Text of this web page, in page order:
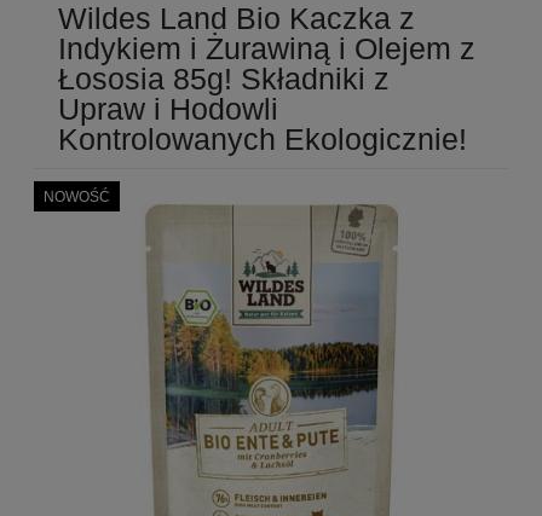
Wildes Land Bio Kaczka z
Indykiem i Żurawiną i Olejem z
Łososia 85g! Składniki z
Upraw i Hodowli
Kontrolowanych Ekologicznie!
NOWOŚĆ